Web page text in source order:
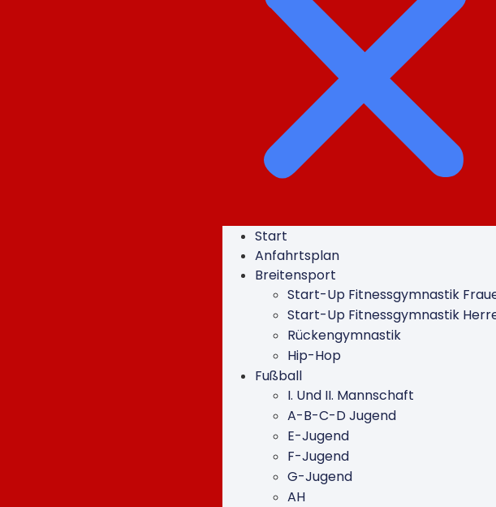
Start
Anfahrtsplan
Breitensport
Start-Up Fitnessgymnastik
Start-Up Fitnessgymnastik
Rückengymnastik
Hip-Hop
Fußball
I. Und II. Mannschaft
A-B-C-D Jugend
E-Jugend
F-Jugend
G-Jugend
AH